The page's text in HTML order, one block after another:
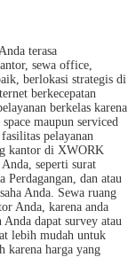
terasa
sewa office,
berlokasi strategis di
berkecepatan
berkelas karena
maupun serviced
pelayanan
kantor di XWORK
seperti surat
dan atau
Anda. Sewa ruang
Anda, karena anda
dapat survey atau
lebih mudah untuk
karena harga yang